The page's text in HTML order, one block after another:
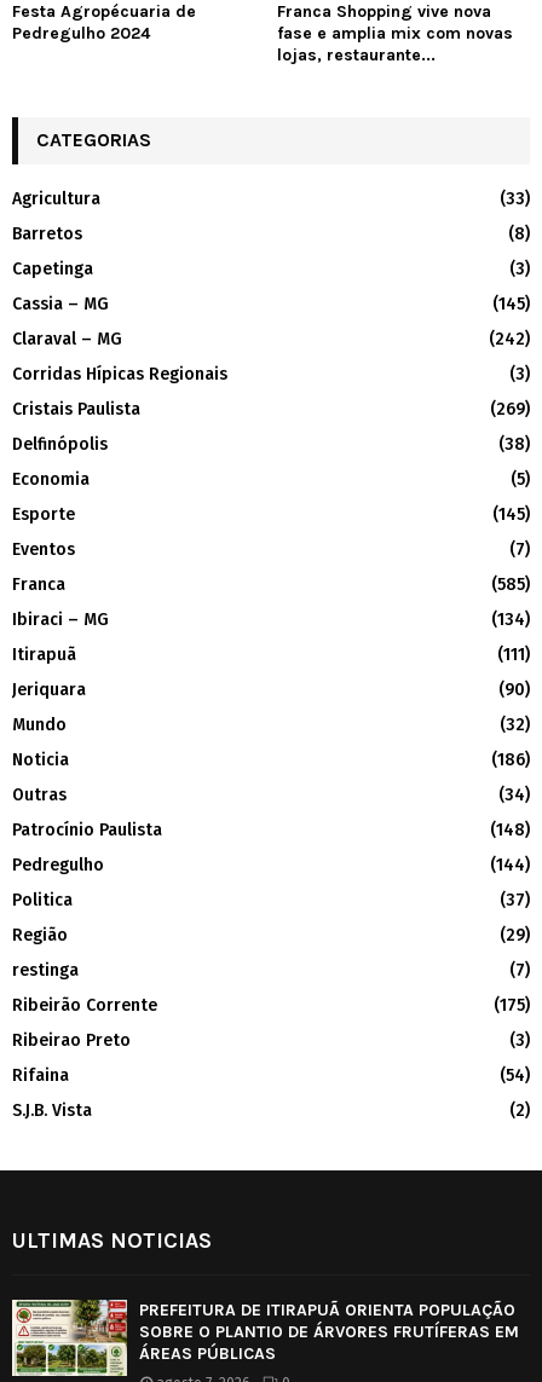
Festa Agropécuaria de
Pedregulho 2024
Franca Shopping vive nova
fase e amplia mix com novas
lojas, restaurante...
CATEGORIAS
Agricultura
(33)
Barretos
(8)
Capetinga
(3)
Cassia – MG
(145)
Claraval – MG
(242)
Corridas Hípicas Regionais
(3)
Cristais Paulista
(269)
Delfinópolis
(38)
Economia
(5)
Esporte
(145)
Eventos
(7)
Franca
(585)
Ibiraci – MG
(134)
Itirapuã
(111)
Jeriquara
(90)
Mundo
(32)
Noticia
(186)
Outras
(34)
Patrocínio Paulista
(148)
Pedregulho
(144)
Politica
(37)
Região
(29)
restinga
(7)
Ribeirão Corrente
(175)
Ribeirao Preto
(3)
Rifaina
(54)
S.J.B. Vista
(2)
ULTIMAS NOTICIAS
PREFEITURA DE ITIRAPUÃ ORIENTA POPULAÇÃO
SOBRE O PLANTIO DE ÁRVORES FRUTÍFERAS EM
ÁREAS PÚBLICAS